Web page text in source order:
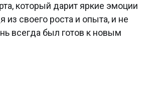
который дарит яркие эмоции
из своего роста и опыта, и не
всегда был готов к новым